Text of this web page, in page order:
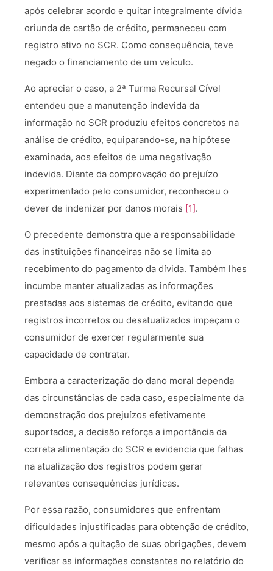
após celebrar acordo e quitar integralmente dívida
oriunda de cartão de crédito, permaneceu com
registro ativo no SCR. Como consequência, teve
negado o financiamento de um veículo.
Ao apreciar o caso, a 2ª Turma Recursal Cível
entendeu que a manutenção indevida da
informação no SCR produziu efeitos concretos na
análise de crédito, equiparando-se, na hipótese
examinada, aos efeitos de uma negativação
indevida. Diante da comprovação do prejuízo
experimentado pelo consumidor, reconheceu o
dever de indenizar por danos morais [1].
O precedente demonstra que a responsabilidade
das instituições financeiras não se limita ao
recebimento do pagamento da dívida. Também lhes
incumbe manter atualizadas as informações
prestadas aos sistemas de crédito, evitando que
registros incorretos ou desatualizados impeçam o
consumidor de exercer regularmente sua
capacidade de contratar.
Embora a caracterização do dano moral dependa
das circunstâncias de cada caso, especialmente da
demonstração dos prejuízos efetivamente
suportados, a decisão reforça a importância da
correta alimentação do SCR e evidencia que falhas
na atualização dos registros podem gerar
relevantes consequências jurídicas.
Por essa razão, consumidores que enfrentam
dificuldades injustificadas para obtenção de crédito,
mesmo após a quitação de suas obrigações, devem
verificar as informações constantes no relatório do